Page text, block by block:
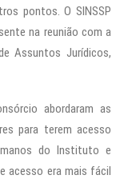
pontos. O SINSSP
na reunião com a
Assuntos Jurídicos,
abordaram as
para terem acesso
do Instituto e
acesso era mais fácil